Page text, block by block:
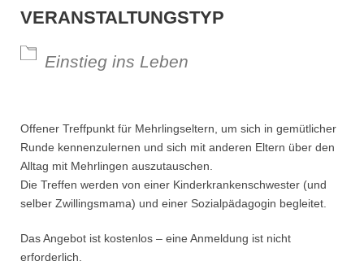
VERANSTALTUNGSTYP
Einstieg ins Leben
Offener Treffpunkt für Mehrlingseltern, um sich in gemütlicher
Runde kennenzulernen und sich mit anderen Eltern über den
Alltag mit Mehrlingen auszutauschen.
Die Treffen werden von einer Kinderkrankenschwester (und
selber Zwillingsmama) und einer Sozialpädagogin begleitet.
Das Angebot ist kostenlos – eine Anmeldung ist nicht
erforderlich.